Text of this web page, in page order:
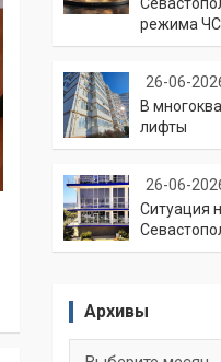
режима ЧС
26-06-
В
лифты
26-06-
Ситуация
Архивы